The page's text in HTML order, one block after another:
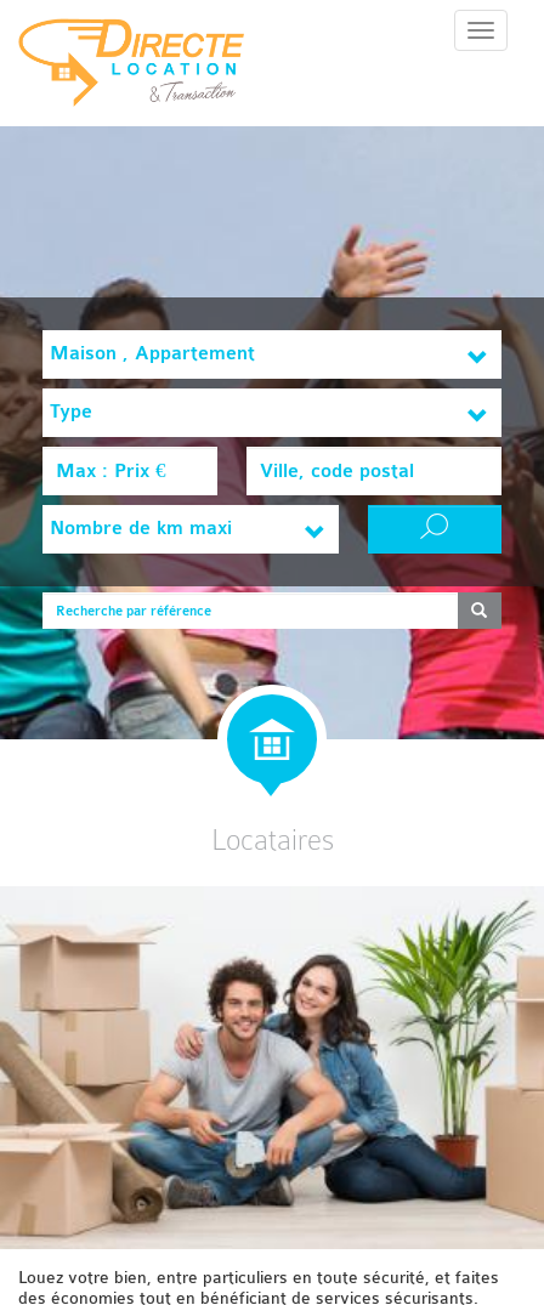
Menu
Maison , Appartement
Type
Nombre de km maxi
Locataires
Louez votre bien, entre particuliers en toute sécurité, et faites
des économies tout en bénéficiant de services sécurisants.